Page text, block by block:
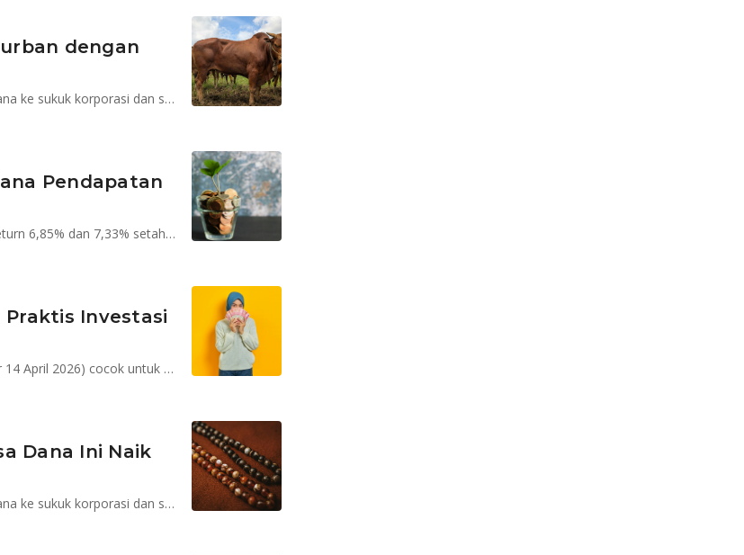
dengan
Syailendra Sharia Fixed Income Fund Kelas A mengalokasikan dana ke sukuk korporasi dan sukuk negara yang fluktuasinya rendah untuk menjaga nilai portofolio.
Pendapatan
Danamas Stabil dan Simas Syariah Pendapatan Tetap dengan return 6,85% dan 7,33% setahun (per 22 April 2026) yang dikelola oleh Sinarmas AM bisa menjadi pilihan investor moderat
Praktis Investasi
STAR Stable Amanah Sukuk mencatat return 7,98% setahun (per 14 April 2026) cocok untuk profil risiko moderat dengan horison investasi jangka menengah
Dana Ini Naik
Syailendra Sharia Fixed Income Fund Kelas A mengalokasikan dana ke sukuk korporasi dan sukuk negara yang fluktuasinya rendah untuk menjaga nilai portofolio.